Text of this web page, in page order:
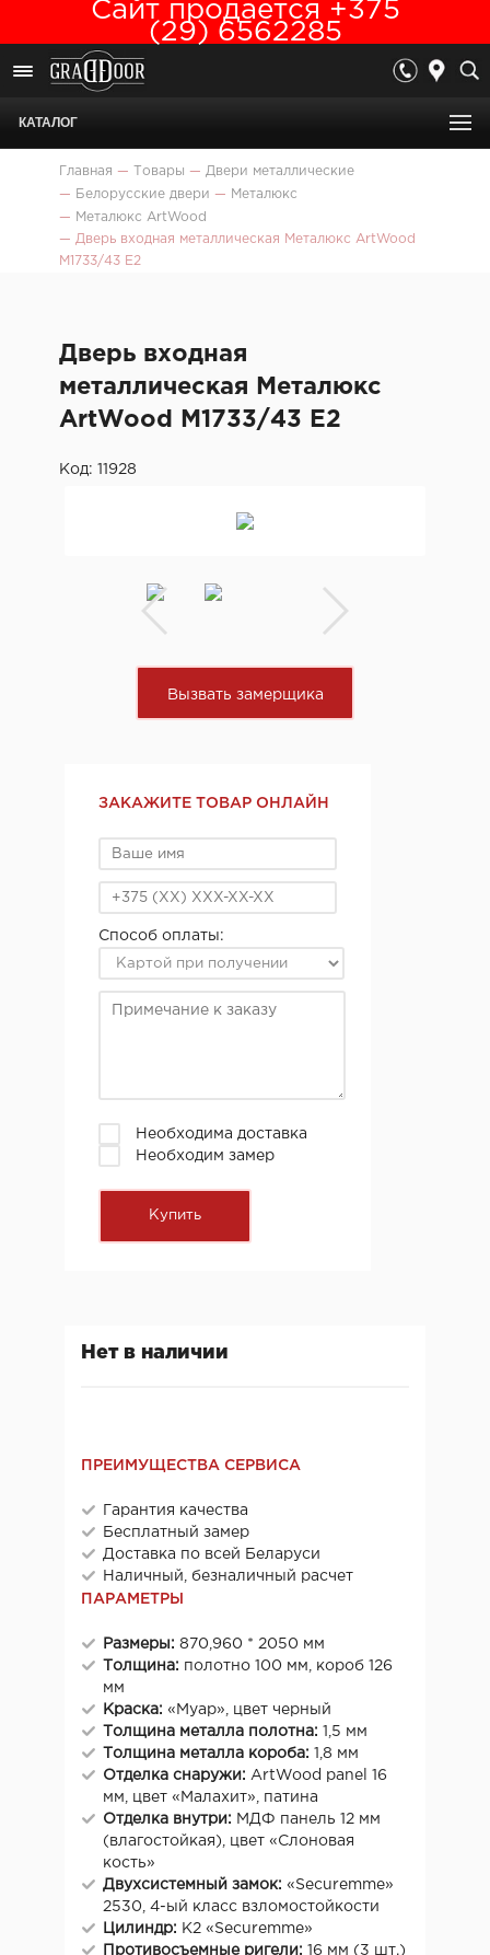
Сайт продается +375
(29) 6562285
КАТАЛОГ
Главная — Товары — Двери металлические
—
Белорусские двери —
Металюкс
—
Металюкс ArtWood
— Дверь входная металлическая Металюкс ArtWood
М1733/43 Е2
Дверь входная
металлическая Металюкс
ArtWood М1733/43 Е2
Код: 11928
Вызвать замерщика
ЗАКАЖИТЕ ТОВАР ОНЛАЙН
Способ оплаты:
Необходима доставка
Необходим замер
Нет в наличии
ПРЕИМУЩЕСТВА СЕРВИСА
Гарантия качества
Бесплатный замер
Доставка по всей Беларуси
Наличный, безналичный расчет
ПАРАМЕТРЫ
Размеры: 870,960 * 2050 мм
Толщина: полотно 100 мм, короб 126
мм
Краска: «Муар», цвет черный
Толщина металла полотна: 1,5 мм
Толщина металла короба: 1,8 мм
Отделка снаружи: ArtWood panel 16
мм, цвет «Малахит», патина
Отделка внутри: МДФ панель 12 мм
(влагостойкая), цвет «Слоновая
кость»
Двухсистемный замок: «Securemme»
2530, 4-ый класс взломостойкости
Цилиндр: K2 «Securemme»
Противосъемные ригели: 16 мм (3 шт.)